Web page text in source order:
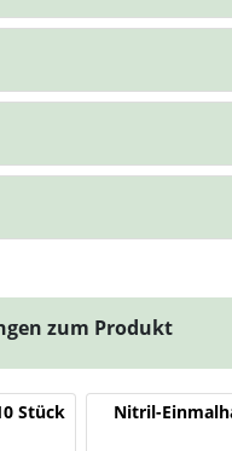
zum Produkt
Stück Nitril-